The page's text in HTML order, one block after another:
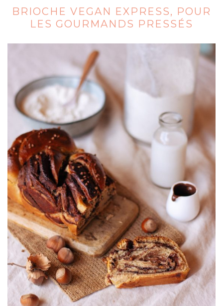
BRIOCHE VEGAN EXPRESS, POUR
LES GOURMANDS PRESSÉS